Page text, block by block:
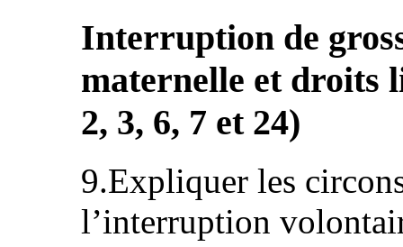
Interruption de
maternelle et droits
2, 3, 6, 7 et 24)
9.Expliquer les
l’interruption